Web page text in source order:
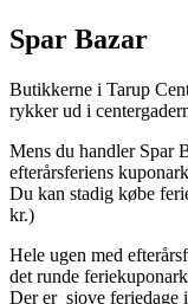
Spar Bazar
Butikkerne i Tarup
rykker ud i
Mens du handler Spar
efterårsferiens
Du kan stadig købe
kr.)
Hele ugen med
det runde
Der er sjove feriedage